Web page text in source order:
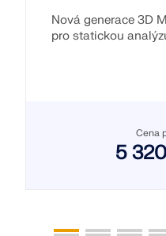
Nová generace 3D
pro statickou
Cena
5